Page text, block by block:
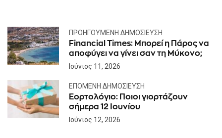
ΠΡΟΗΓΟΎΜΕΝΗ ΔΗΜΟΣΊΕΥΣΗ
Financial Times: Μπορεί η Πάρος να
αποφύγει να γίνει σαν τη Μύκονο;
Ιούνιος 11, 2026
ΕΠΌΜΕΝΗ ΔΗΜΟΣΊΕΥΣΗ
Εορτολόγιο: Ποιοι γιορτάζουν
σήμερα 12 Ιουνίου
Ιούνιος 12, 2026